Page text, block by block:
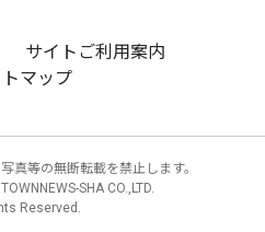
サイトご利用案内
マップ
真等の無断転載を禁止します。
SHA CO.,LTD.
Reserved.